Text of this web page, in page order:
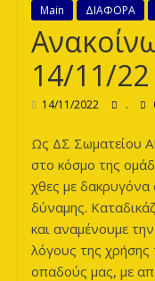
Η
Φωνή
των
Main ΔΙΑΦΟΡΑ
14/11/22
14/11/2022 .
Ως ΔΣ Σωματείου
στο κόσμο της
χθες με δακρυγόνα
δύναμης.
και αναμένουμε
λόγους της χρήσης
οπαδούς μας, με